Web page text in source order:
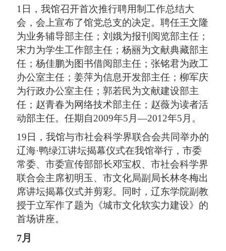
1日，我馆召开首次推行聘用制工作总结大
会，会上宣布了馆党总支的决定。聘任王文隆
为业务辅导部主任；刘娥为报刊阅览部主任；
宋力为学生工作部主任；杨丽为文献典藏部主
任；杨佳鹏为图书借阅部主任；张铭君为政工
办公室主任；姜萍为信息开发部主任；柳军庆
为行政办公室主任；郭若民为文献建设部主
任；赵青春为网络技术部主任；赵薇为读者活
动部主任。任期自2009年5月—2012年5月。
19日，我馆与市社会科学界联合会共同举办的
辽海·鸭绿江讲坛揭幕仪式在我馆举行，市委
常委、市委宣传部部长邓宝权、市社会科学界
联合会主席初明玉、市文化局副局长林冬梅出
席讲坛揭幕仪式并剪彩。同时，辽东学院副教
授于立军作了题为《城市文化软实力建设》的
首场讲座。
7月